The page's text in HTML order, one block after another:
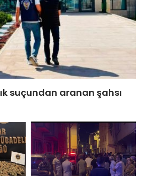
suçundan aranan şahsı